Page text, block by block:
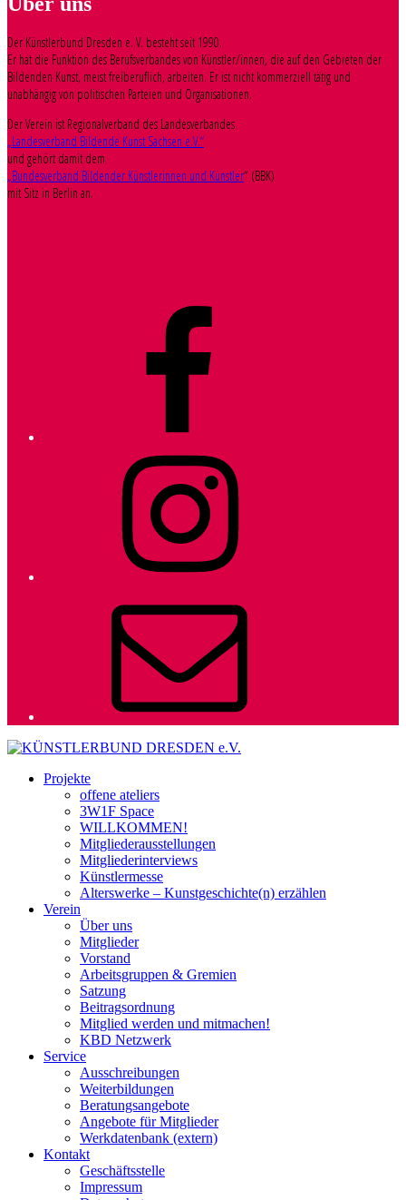
Der Künstlerbund Dresden e. V. besteht seit 1990.
Er hat die Funktion des Berufsverbandes von Künstler/innen, die auf den Gebieten der
Bildenden Kunst, meist freiberuflich, arbeiten. Er ist nicht kommerziell tätig und
unabhängig von politischen Parteien und Organisationen.
Der Verein ist Regionalverband des Landesverbandes
„Landesverband Bildende Kunst Sachsen e.V.“
und gehört damit dem
„Bundesverband Bildender Künstlerinnen und Künstler“ (BBK)
mit Sitz in Berlin an.
Projekte
offene ateliers
3W1F Space
WILLKOMMEN!
Mitgliederausstellungen
Mitgliederinterviews
Künstlermesse
Alterswerke – Kunstgeschichte(n) erzählen
Verein
Über uns
Mitglieder
Vorstand
Arbeitsgruppen & Gremien
Satzung
Beitragsordnung
Mitglied werden und mitmachen!
KBD Netzwerk
Service
Ausschreibungen
Weiterbildungen
Beratungsangebote
Angebote für Mitglieder
Werkdatenbank (extern)
Kontakt
Geschäftsstelle
Impressum